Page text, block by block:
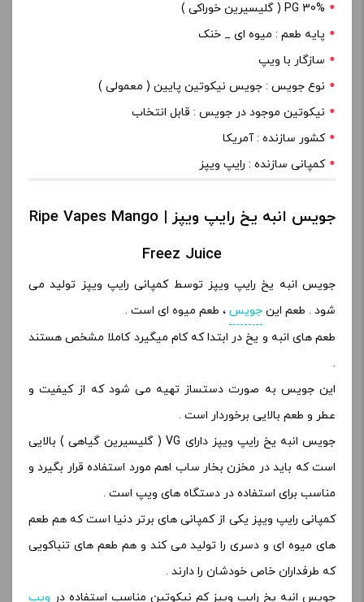
PG 30% ( گلیسیرین خوراکی )
پایه طعم : میوه ای _ خنک
سازگار با ویپ
نوع جویس : جویس نیکوتین پایین ( معمولی )
نیکوتین موجود در جویس : قابل انتخاب
کشور سازنده : آمریکا
کمپانی سازنده : رایپ ویپز
جویس انبه یخ رایپ ویپز | Ripe Vapes Mango
Freez Juice
جویس انبه یخ رایپ ویپز توسط کمپانی رایپ ویپز تولید می
شود . طعم این جویس ، طعم میوه ای است .
طعم های انبه و یخ در ابتدا که کام میگیرد کاملا مشخص هستند
.
این جویس به صورت دستساز تهیه می شود که از کیفیت و
عطر و طعم بالایی برخوردار است .
جویس انبه یخ رایپ ویپز دارای VG ( گلیسیرین گیاهی ) بالایی
است که باید در مخزن بخار ساب اهم مورد استفاده قرار بگیرد و
مناسب برای استفاده در دستگاه های ویپ است .
کمپانی رایپ ویپز یکی از کمپانی های برتر دنیا است که هم طعم
های میوه ای و دسری را تولید می کند و هم طعم های تنباکویی
که طرفداران خاص خودشان را دارند .
جویس انبه یخ رایپ ویپز کم نیکوتین مناسب استفاده در ویپ